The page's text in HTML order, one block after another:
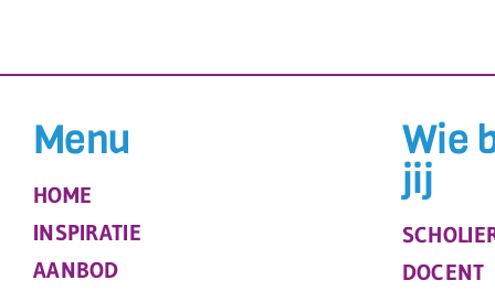
Menu
HOME
INSPIRATIE
AANBOD
Wie
jij
DOCENT